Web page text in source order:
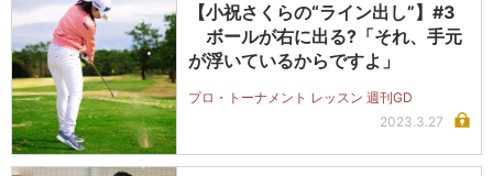
【小祝さくらの“ライン出し”】#3
ボールが右に出る?「それ、手元
が浮いているからですよ」
プロ・トーナメント レッスン 週刊GD
2023.3.27